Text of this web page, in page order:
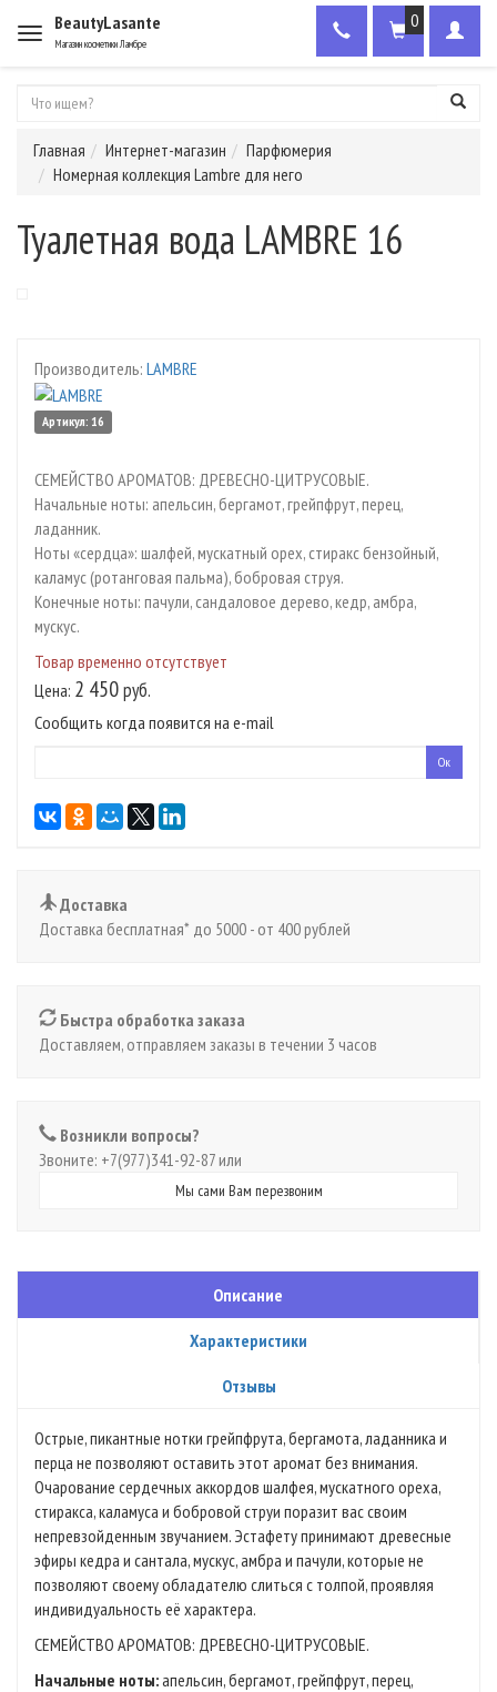
Меню
BeautyLasante
Магазин косметики Ламбре
0
Главная Интернет-магазин
Парфюмерия
Номерная коллекция Lambre для него
Туалетная вода LAMBRE 16
Производитель: LAMBRE
Артикул: 16
СЕМЕЙСТВО АРОМАТОВ: ДРЕВЕСНО-ЦИТРУСОВЫЕ.
Начальные ноты: апельсин, бергамот, грейпфрут, перец,
ладанник.
Ноты «сердца»: шалфей, мускатный орех, стиракс бензойный,
каламус (ротанговая пальма), бобровая струя.
Конечные ноты: пачули, сандаловое дерево, кедр, амбра,
мускус.
Товар временно отсутствует
Цена: 2 450руб.
Сообщить когда появится на e-mail
Доставка
Доставка бесплатная* до 5000 - от 400 рублей
Быстра обработка заказа
Доставляем, отправляем заказы в течении 3 часов
Возникли вопросы?
Звоните: +7(977)341-92-87 или
Мы сами Вам перезвоним
Описание
Характеристики
Отзывы
Острые, пикантные нотки грейпфрута, бергамота, ладанника и
перца не позволяют оставить этот аромат без внимания.
Очарование сердечных аккордов шалфея, мускатного ореха,
стиракса, каламуса и бобровой струи поразит вас своим
непревзойденным звучанием. Эстафету принимают древесные
эфиры кедра и сантала, мускус, амбра и пачули, которые не
позволяют своему обладателю слиться с толпой, проявляя
индивидуальность её характера.
СЕМЕЙСТВО АРОМАТОВ: ДРЕВЕСНО-ЦИТРУСОВЫЕ.
Начальные ноты:апельсин, бергамот, грейпфрут, перец,